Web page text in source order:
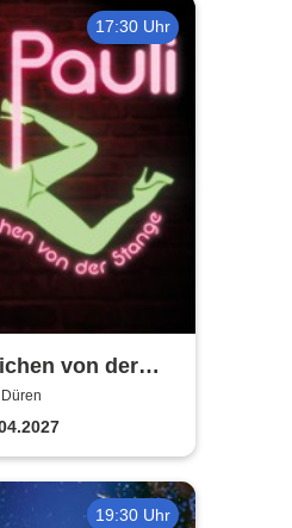
17:30 Uhr
von der
Dinner
19:30 Uhr